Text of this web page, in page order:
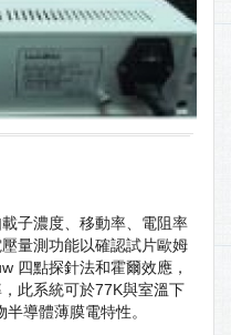
子濃度、移動率、電阻率
量測功能以確認試片歐姆
四點探針法和霍爾效應，
此系統可於77K與室溫下
導體薄膜電特性。